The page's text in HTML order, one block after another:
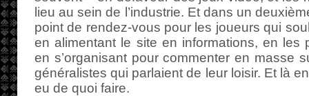
lieu au sein de l’industrie. Et dans un
point de rendez-vous pour les joueurs qui
en alimentant le site en informations, en les
en s’organisant pour commenter en masse
généralistes qui parlaient de leur loisir. Et là
eu de quoi faire.